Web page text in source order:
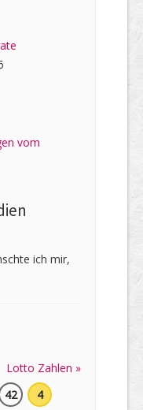
vom
ich mir,
Lotto Zahlen »
42 4